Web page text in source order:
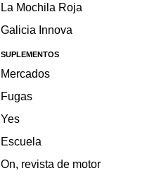
La Mochila Roja
Galicia Innova
SUPLEMENTOS
Mercados
Fugas
Yes
Escuela
On, revista de motor